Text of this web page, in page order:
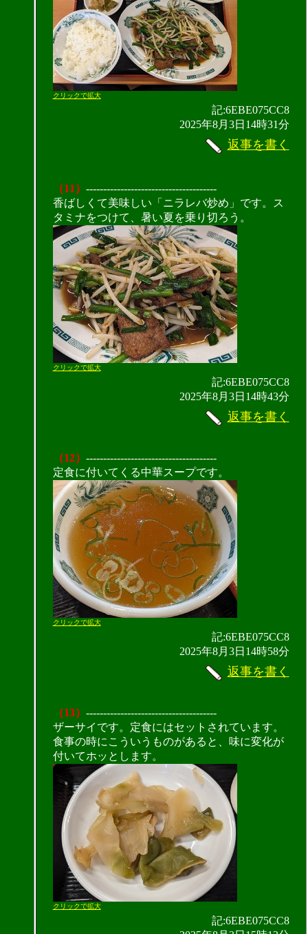
クリックで拡大
記:6EBE075CC8
2025年8月3日14時31分
返事を書く
（11） --------------------------------------
香ばしくて美味しい「ニラレバ炒め」です。ス
タミナをつけて、暑い夏を乗り切ろう。
クリックで拡大
記:6EBE075CC8
2025年8月3日14時43分
返事を書く
（12） --------------------------------------
定食に付いてくる中華スープです。
クリックで拡大
記:6EBE075CC8
2025年8月3日14時58分
返事を書く
（13） --------------------------------------
ザーサイです。定食にはセットされています。
食事の時にこういうものがあると、味に変化が
付いてホッとします。
クリックで拡大
記:6EBE075CC8